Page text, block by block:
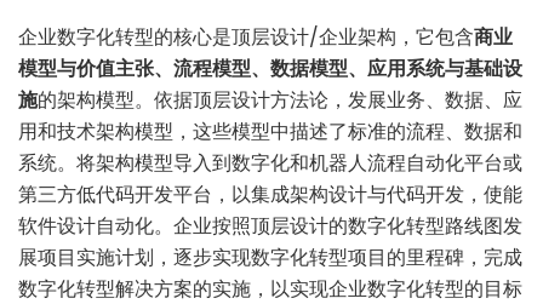
企业数字化转型的核心是顶层设计/企业架构，它包含商业
模型与价值主张、流程模型、数据模型、应用系统与基础设
施的架构模型。依据顶层设计方法论，发展业务、数据、应
用和技术架构模型，这些模型中描述了标准的流程、数据和
系统。将架构模型导入到数字化和机器人流程自动化平台或
第三方低代码开发平台，以集成架构设计与代码开发，使能
软件设计自动化。企业按照顶层设计的数字化转型路线图发
展项目实施计划，逐步实现数字化转型项目的里程碑，完成
数字化转型解决方案的实施，以实现企业数字化转型的目标